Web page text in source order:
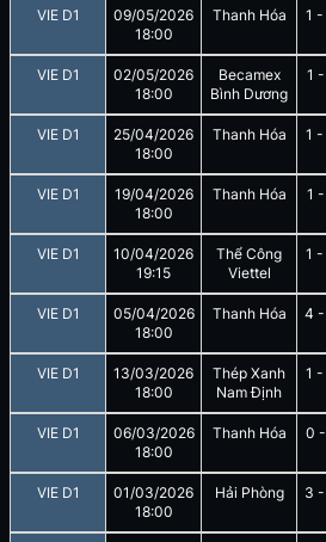
VIE D1
09/05/2026
18:00
Thanh Hóa 1 -
VIE D1
02/05/2026
18:00
Becamex
Bình Dương
1 -
VIE D1
25/04/2026
18:00
Thanh Hóa 1 -
VIE D1
19/04/2026
18:00
Thanh Hóa 1 -
VIE D1
10/04/2026
19:15
Thể Công
Viettel
1 -
VIE D1
05/04/2026
18:00
Thanh Hóa 4 -
VIE D1
13/03/2026
18:00
Thép Xanh
Nam Định
1 -
VIE D1
06/03/2026
18:00
Thanh Hóa 0 -
VIE D1
01/03/2026
18:00
Hải Phòng 3 -